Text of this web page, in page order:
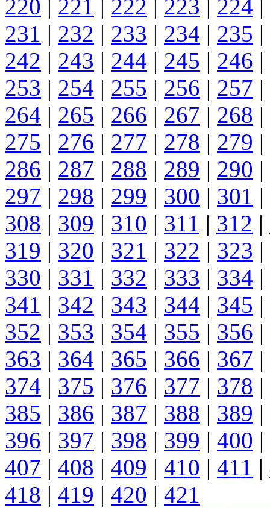
220 | 221 | 222 | 223 | 224 |
231 | 232 | 233 | 234 | 235 |
242 | 243 | 244 | 245 | 246 |
253 | 254 | 255 | 256 | 257 |
264 | 265 | 266 | 267 | 268 |
275 | 276 | 277 | 278 | 279 |
286 | 287 | 288 | 289 | 290 |
297 | 298 | 299 | 300 | 301 |
308 | 309 | 310 | 311 | 312 |
319 | 320 | 321 | 322 | 323 |
330 | 331 | 332 | 333 | 334 |
341 | 342 | 343 | 344 | 345 |
352 | 353 | 354 | 355 | 356 |
363 | 364 | 365 | 366 | 367 |
374 | 375 | 376 | 377 | 378 |
385 | 386 | 387 | 388 | 389 |
396 | 397 | 398 | 399 | 400 |
407 | 408 | 409 | 410 | 411 |
418 | 419 | 420 | 421